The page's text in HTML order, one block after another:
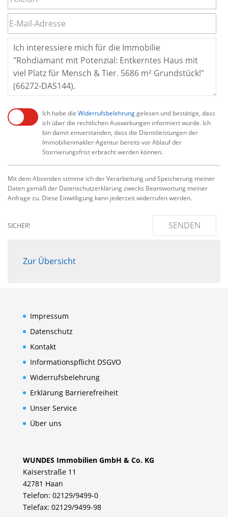
Ich habe die Widerrufsbelehrunggelesen und bestätige, dass
ich über die rechtlichen Auswirkungen informiert wurde. Ich
bin damit einverstanden, dass die Dienstleistungen der
Immobilienmakler-Agentur bereits vor Ablauf der
Stornierungsfrist erbracht werden können.
Mit dem Absenden stimme ich der Verarbeitung und Speicherung meiner
Daten gemäß der Datenschutzerklärung zwecks Beantwortung meiner
Anfrage zu. Diese Einwilligung kann jederzeit widerrufen werden.
SICHER! SENDEN
Zur Übersicht
Impressum
Datenschutz
Kontakt
Informationspflicht DSGVO
Widerrufsbelehrung
Erklärung Barrierefreiheit
Unser Service
Über uns
WUNDES Immobilien GmbH & Co. KG
Kaiserstraße 11
42781 Haan
Telefon: 02129/9499-0
Telefax: 02129/9499-98